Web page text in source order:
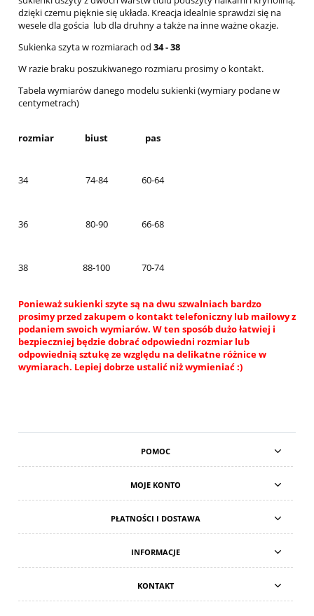
dzięki czemu pięknie się układa. Kreacja idealnie sprawdzi się na
wesele dla gościa lub dla druhny a także na inne ważne okazje.
Sukienka szyta w rozmiarach od 34 - 38
W razie braku poszukiwanego rozmiaru prosimy o kontakt.
Tabela wymiarów danego modelu sukienki (wymiary podane w
centymetrach)
rozmiar biust pas
34 74-84 60-64
36 80-90 66-68
38 88-100 70-74
Ponieważ sukienki szyte są na dwu szwalniach bardzo
prosimy przed zakupem o kontakt telefoniczny lub mailowy z
podaniem swoich wymiarów. W ten sposób dużo łatwiej i
bezpieczniej będzie dobrać odpowiedni rozmiar lub
odpowiednią sztukę ze względu na delikatne różnice w
wymiarach. Lepiej dobrze ustalić niż wymieniać :)
POMOC
MOJE KONTO
PŁATNOŚCI I DOSTAWA
INFORMACJE
KONTAKT